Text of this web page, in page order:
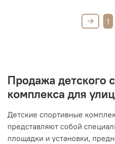
1
Продажа детского
комплекса для
Детские спортивные
представляют собой
площадки и установки,